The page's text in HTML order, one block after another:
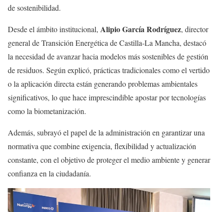
de sostenibilidad.
Desde el ámbito institucional, Alipio García Rodríguez, director
general de Transición Energética de Castilla-La Mancha, destacó
la necesidad de avanzar hacia modelos más sostenibles de gestión
de residuos. Según explicó, prácticas tradicionales como el vertido
o la aplicación directa están generando problemas ambientales
significativos, lo que hace imprescindible apostar por tecnologías
como la biometanización.
Además, subrayó el papel de la administración en garantizar una
normativa que combine exigencia, flexibilidad y actualización
constante, con el objetivo de proteger el medio ambiente y generar
confianza en la ciudadanía.